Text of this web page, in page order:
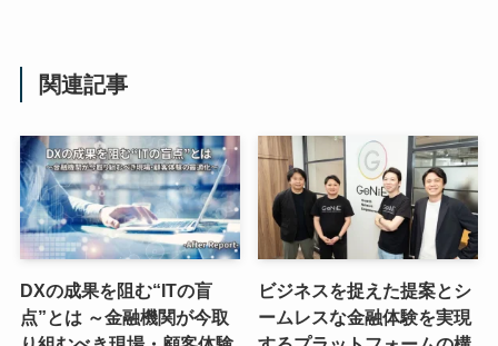
関連記事
DXの成果を阻む“ITの盲
点”とは ～金融機関が今取
ビジネスを捉えた提案とシ
ームレスな金融体験を実現